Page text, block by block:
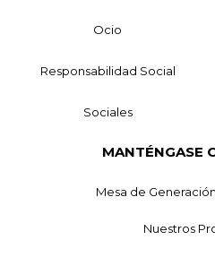
Ocio
Responsabilidad Social
Sociales
MANTÉNGASE
Mesa de
Nuestros